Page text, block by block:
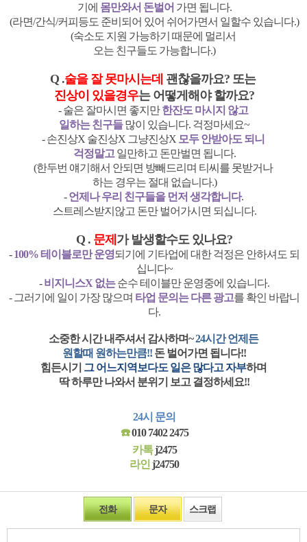
기에 몸만와서 돈벌어 가면 됩니다.
(라면/간식/커피등도 준비되어 있어 쉬어가면서 일할수 있습니다.)
(숙소도 지원 가능하기 때문에 멀리서
오는 친구들도 가능합니다.)
Q .술을 잘 못마시는데 괜찮을까요? 또는
진상이 있을경우는 어떻게해야 할까요?
- 술은 잘마시면 좋지만한잔도 마시지 않고
일하는 친구들많이 있습니다. 걱정마세요~
- 손진상X 술진상X 그냥진상X 모두 안받아도 되니
걱정말고 일만하고 돈만벌면 됩니다.
(한두번 얘기해서 안되면 방빼드리며 티씨를 못받거나
하는 경우는 절대 없습니다.)
-언제나 우리 친구들을 먼저 생각합니다.
스트레스받지않고 돈만 벌어가시면 되십니다.
Q . 문제 가 발생할수도 있나요?
-100% 테이블로만 운영되기에 기타업에 대한 걱정은 안하셔도 되
십니다~
-비지니스X 없는순수 테이블만 운영중에 있습니다.
- 그러기에 일이 가장 많으며 타업 문의는 다른 광고를 확인 바랍니
다.
소중한 시간 내주셔서 감사하며~24시간 언제든
원할때 원하는만큼!! 돈 벌어가면 됩니다!!
힘든시기 그 어느지역보다도 일은 많다고 자부하며
딱 하루만 나와서 분위기 보고 결정하세요!!
24시 문의
☎️010 7402 2475
카톡j2475
라인 j24750
전화 문자 스크랩